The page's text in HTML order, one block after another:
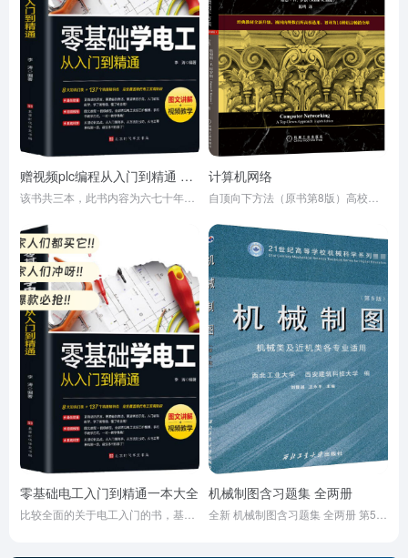
赠视频plc编程从入门到精通 零基础自学电工西门子三菱plc程序设计 plc编程语言电气控制plc实物接线软件应用系统设置实操技术教材 计算机网络
零基础电工入门到精通一本大全 机械制图含习题集 全两册